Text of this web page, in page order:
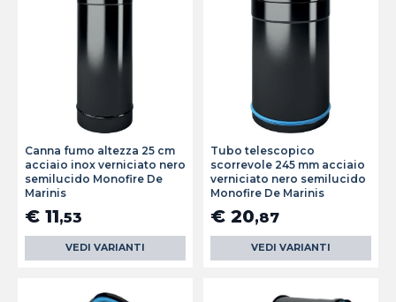
Canna fumo altezza 25 cm
acciaio inox verniciato nero
semilucido Monofire De
Marinis
€ 11,53
VEDI VARIANTI
Tubo telescopico
scorrevole 245 mm acciaio
verniciato nero semilucido
Monofire De Marinis
€ 20,87
VEDI VARIANTI